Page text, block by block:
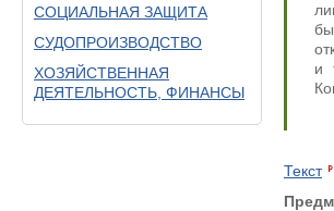
СОЦИАЛЬНАЯ ЗАЩИТА
СУДОПРОИЗВОДСТВО
ХОЗЯЙСТВЕННАЯ
ДЕЯТЕЛЬНОСТЬ, ФИНАНСЫ
и
Текст